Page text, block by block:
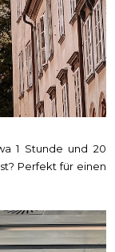
1 Stunde und 20
Perfekt für einen